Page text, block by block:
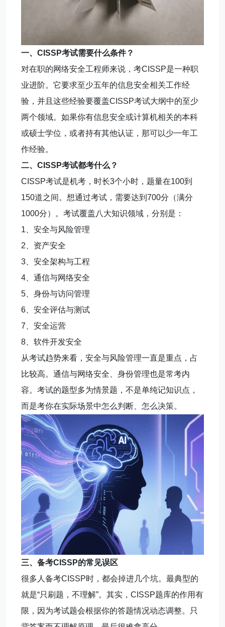
一、CISSP考试需要什么条件？
对在职的网络安全工程师来说，考CISSP是一种职
业进阶。它要求至少五年的信息安全相关工作经
验，并且这些经验要覆盖CISSP考试大纲中的至少
两个领域。如果你有信息安全或计算机相关的本科
或硕士学位，或者持有其他认证，那可以少一年工
作经验。
二、CISSP考试都考什么？
CISSP考试是机考，时长3个小时，题量在100到
150道之间。想通过考试，需要达到700分（满分
1000分）。考试覆盖八大知识领域，分别是：
1️、安全与风险管理
2️、资产安全
3️、安全架构与工程
4️、通信与网络安全
5️、身份与访问管理
6️、安全评估与测试
7️、安全运营
8️、软件开发安全
从考试趋势来看，安全与风险管理一直是重点，占
比较高。通信与网络安全、身份管理也是常考内
容。考试的题型多为情景题，不是单纯记知识点，
而是考你在实际场景中怎么判断、怎么决策。
三、备考CISSP的常见误区
很多人备考CISSP时，都会掉进几个坑。最典型的
就是“只刷题，不理解”。其实，CISSP题库的作用有
限，因为考试题会根据你的答题情况动态调整。只